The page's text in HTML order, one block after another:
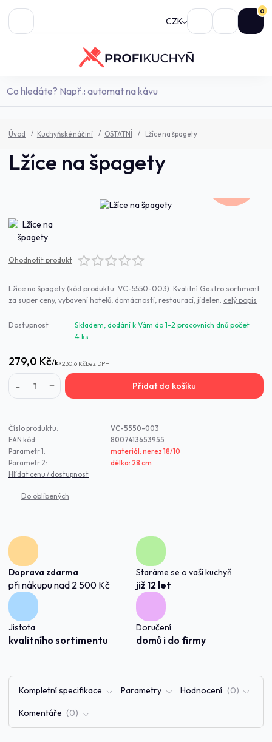
CZK
0
Úvod Kuchyňské náčiní OSTATNÍ Lžíce na špagety
Lžíce na špagety
Ohodnotit produkt
Lžíce na špagety (kód produktu: VC-5550-003). Kvalitní Gastro sortiment
za super ceny, vybavení hotelů, domácností, restaurací, jídelen. celý popis
Dostupnost
Skladem, dodání k Vám do 1-2 pracovních dnů počet
4 ks
279,0 Kč/ks230,6 Kčbez DPH
Přidat do košíku
Číslo produktu:
VC-5550-003
EAN kód:
8007413653955
Parametr 1:
materiál: nerez 18/10
Parametr 2:
délka: 28 cm
Hlídat cenu / dostupnost
Doprava zdarma
při nákupu nad 2 500 Kč
Staráme se o vaši kuchyň
již 12 let
Jistota
kvalitního sortimentu
Doručení
domů i do firmy
Kompletní specifikace Parametry Hodnocení 0
Komentáře 0